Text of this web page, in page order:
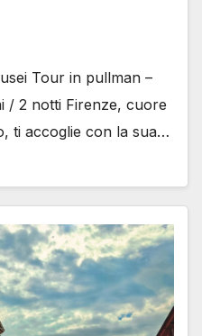
Tour in pullman –
/ 2 notti Firenze, cuore
ti accoglie con la sua…